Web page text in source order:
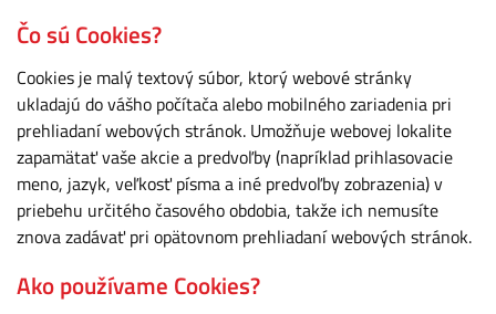
Čo sú Cookies?
Cookies je malý textový súbor, ktorý webové stránky
ukladajú do vášho počítača alebo mobilného zariadenia pri
prehliadaní webových stránok. Umožňuje webovej lokalite
zapamätať vaše akcie a predvoľby (napríklad prihlasovacie
meno, jazyk, veľkosť písma a iné predvoľby zobrazenia) v
priebehu určitého časového obdobia, takže ich nemusíte
znova zadávať pri opätovnom prehliadaní webových stránok.
Ako používame Cookies?